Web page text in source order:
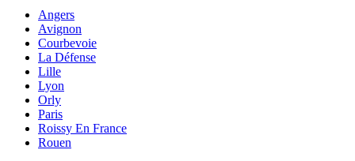
Angers
Avignon
Courbevoie
La Défense
Lille
Lyon
Orly
Paris
Roissy En France
Rouen